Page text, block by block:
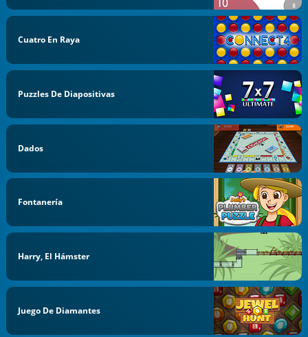
Cuatro En Raya
Puzzles De Diapositivas
Dados
Fontanería
Harry, El Hámster
Juego De Diamantes